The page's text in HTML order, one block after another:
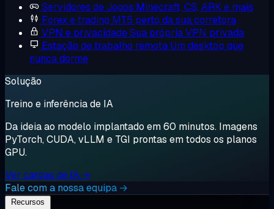
Servidores de Jogos Minecraft, CS, ARK e mais
Forex e trading MT5 perto da sua corretora
VPN e privacidadeSua própria VPN privada
Estação de trabalho remota Um desktop que
nunca dorme
Solução
Treino e inferência de IA
Da ideia ao modelo implantado em 60 minutos. Imagens
PyTorch, CUDA, vLLM e TGI prontas em todos os planos
GPU.
Ver cargas de IA →
Fale com a nossa equipa →